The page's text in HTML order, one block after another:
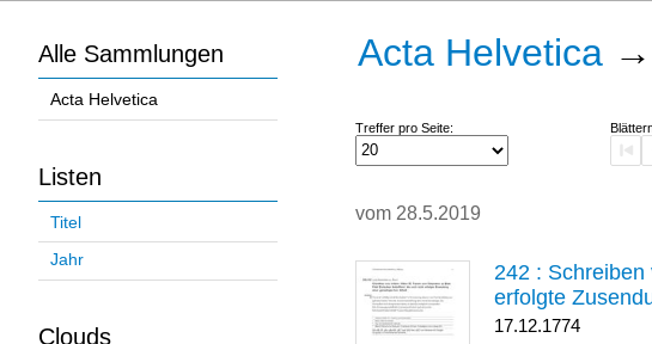
Alle Sammlungen
Acta Helvetica
Listen
Titel
Jahr
Clouds
Acta Helvetica →
Treffer pro Seite:
vom 28.5.2019
242 : Schreiben
erfolgte
17.12.1774